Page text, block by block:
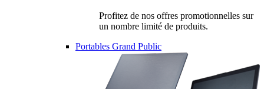
Profitez de nos offres promotionnelles sur
un nombre limité de produits.
Portables Grand Public